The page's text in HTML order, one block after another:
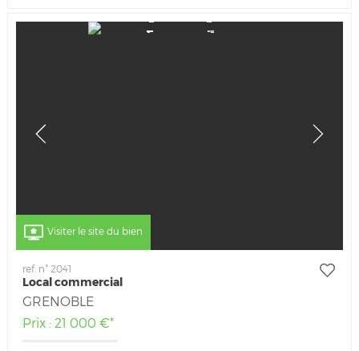
Visiter le site du bien
ref. n° 2041
Local commercial
GRENOBLE
Prix : 21 000 €*